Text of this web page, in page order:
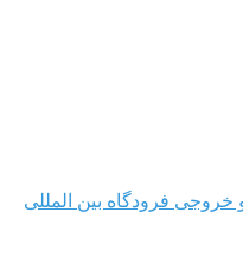
خروجی فرودگاه بین المللی